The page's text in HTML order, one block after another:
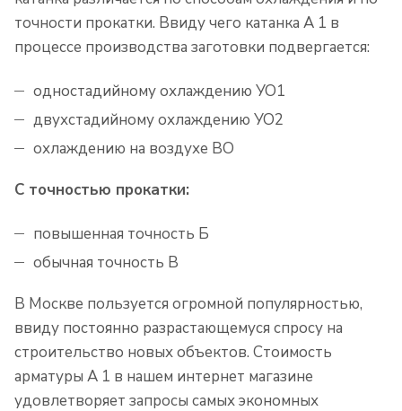
точности прокатки. Ввиду чего катанка А 1 в
процессе производства заготовки подвергается:
одностадийному охлаждению УО1
двухстадийному охлаждению УО2
охлаждению на воздухе ВО
С точностью прокатки:
повышенная точность Б
обычная точность В
В Москве пользуется огромной популярностью,
ввиду постоянно разрастающемуся спросу на
строительство новых объектов. Стоимость
арматуры А 1 в нашем интернет магазине
удовлетворяет запросы самых экономных